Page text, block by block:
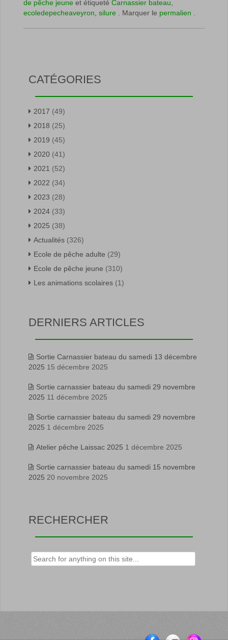
de pêche jeune et étiqueté Carnassier bateau
ecoledepecheaveyron silure . Marquer le permalien
CATÉGORIES
2017 (49)
2018 (25)
2019 (45)
2020 (41)
2021 (52)
2022 (34)
2023 (28)
2024 (33)
2025 (38)
Actualités (326)
Ecole de pêche adulte (29)
Ecole de pêche jeune (310)
Les animations scolaires (1)
DERNIERS ARTICLES
Sortie Carnassier bateau du samedi 13 décembre
2025 15 décembre 2025
Sortie carnassier bateau du samedi 29 novembre
2025 11 décembre 2025
Sortie carnassier bateau du samedi 29 novembre
2025 1 décembre 2025
Atelier pêche Laissac 2025 1 décembre 2025
Sortie carnassier bateau du samedi 15 novembre
2025 20 novembre 2025
RECHERCHER
Rechercher :